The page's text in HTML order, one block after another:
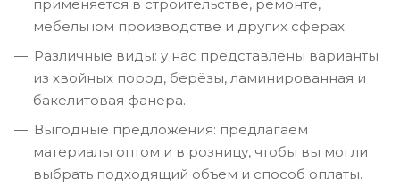
применяется в строительстве, ремонте,
мебельном производстве и других сферах.
Различные виды: у нас представлены варианты
из хвойных пород, берёзы, ламинированная и
бакелитовая фанера.
Выгодные предложения: предлагаем
материалы оптом и в розницу, чтобы вы могли
выбрать подходящий объем и способ оплаты.